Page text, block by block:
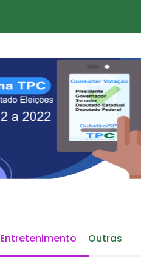
Entretenimento Outras